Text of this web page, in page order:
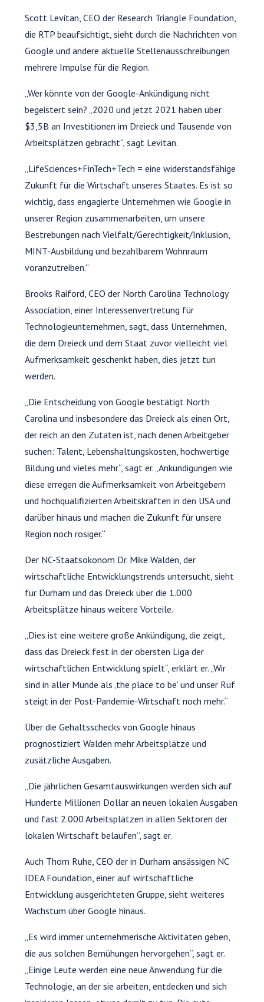
Scott Levitan, CEO der Research Triangle Foundation,
die RTP beaufsichtigt, sieht durch die Nachrichten von
Google und andere aktuelle Stellenausschreibungen
mehrere Impulse für die Region.
„Wer könnte von der Google-Ankündigung nicht
begeistert sein? „2020 und jetzt 2021 haben über
$3,5B an Investitionen im Dreieck und Tausende von
Arbeitsplätzen gebracht“, sagt Levitan.
„LifeSciences+FinTech+Tech = eine widerstandsfähige
Zukunft für die Wirtschaft unseres Staates. Es ist so
wichtig, dass engagierte Unternehmen wie Google in
unserer Region zusammenarbeiten, um unsere
Bestrebungen nach Vielfalt/Gerechtigkeit/Inklusion,
MINT-Ausbildung und bezahlbarem Wohnraum
voranzutreiben.“
Brooks Raiford, CEO der North Carolina Technology
Association, einer Interessenvertretung für
Technologieunternehmen, sagt, dass Unternehmen,
die dem Dreieck und dem Staat zuvor vielleicht viel
Aufmerksamkeit geschenkt haben, dies jetzt tun
werden.
„Die Entscheidung von Google bestätigt North
Carolina und insbesondere das Dreieck als einen Ort,
der reich an den Zutaten ist, nach denen Arbeitgeber
suchen: Talent, Lebenshaltungskosten, hochwertige
Bildung und vieles mehr“, sagt er. „Ankündigungen wie
diese erregen die Aufmerksamkeit von Arbeitgebern
und hochqualifizierten Arbeitskräften in den USA und
darüber hinaus und machen die Zukunft für unsere
Region noch rosiger.“
Der NC-Staatsökonom Dr. Mike Walden, der
wirtschaftliche Entwicklungstrends untersucht, sieht
für Durham und das Dreieck über die 1.000
Arbeitsplätze hinaus weitere Vorteile.
„Dies ist eine weitere große Ankündigung, die zeigt,
dass das Dreieck fest in der obersten Liga der
wirtschaftlichen Entwicklung spielt“, erklärt er. „Wir
sind in aller Munde als ‚the place to be‘ und unser Ruf
steigt in der Post-Pandemie-Wirtschaft noch mehr.“
Über die Gehaltsschecks von Google hinaus
prognostiziert Walden mehr Arbeitsplätze und
zusätzliche Ausgaben.
„Die jährlichen Gesamtauswirkungen werden sich auf
Hunderte Millionen Dollar an neuen lokalen Ausgaben
und fast 2.000 Arbeitsplätzen in allen Sektoren der
lokalen Wirtschaft belaufen“, sagt er.
Auch Thom Ruhe, CEO der in Durham ansässigen NC
IDEA Foundation, einer auf wirtschaftliche
Entwicklung ausgerichteten Gruppe, sieht weiteres
Wachstum über Google hinaus.
„Es wird immer unternehmerische Aktivitäten geben,
die aus solchen Bemühungen hervorgehen“, sagt er.
„Einige Leute werden eine neue Anwendung für die
Technologie, an der sie arbeiten, entdecken und sich